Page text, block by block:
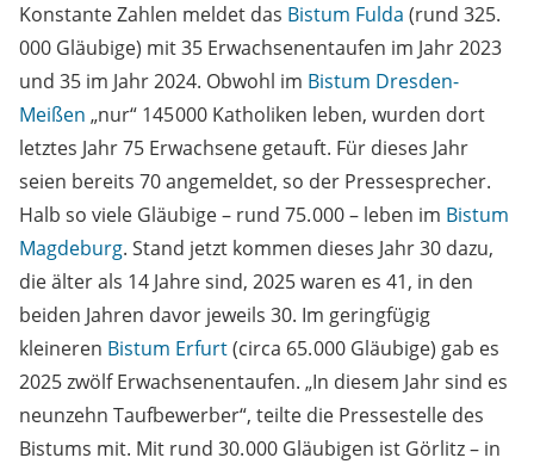
Konstante Zahlen meldet das Bistum Fulda (rund 325.
000 Gläubige) mit 35 Erwachsenentaufen im Jahr 2023
und 35 im Jahr 2024. Obwohl im Bistum Dresden-
Meißen „nur“ 145 000 Katholiken leben, wurden dort
letztes Jahr 75 Erwachsene getauft. Für dieses Jahr
seien bereits 70 angemeldet, so der Pressesprecher.
Halb so viele Gläubige – rund 75. 000 – leben im Bistum
Magdeburg. Stand jetzt kommen dieses Jahr 30 dazu,
die älter als 14 Jahre sind, 2025 waren es 41, in den
beiden Jahren davor jeweils 30. Im geringfügig
kleineren Bistum Erfurt(circa 65. 000 Gläubige) gab es
2025 zwölf Erwachsenentaufen. „In diesem Jahr sind es
neunzehn Taufbewerber“, teilte die Pressestelle des
Bistums mit. Mit rund 30. 000 Gläubigen ist Görlitz – in